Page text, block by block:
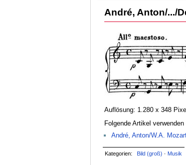
André, Anton/.../
Auflösung: 1.280 x 348 Pixel
Folgende Artikel
André, Anton/W.A.
Kategorien: Bild (groß) · Musik